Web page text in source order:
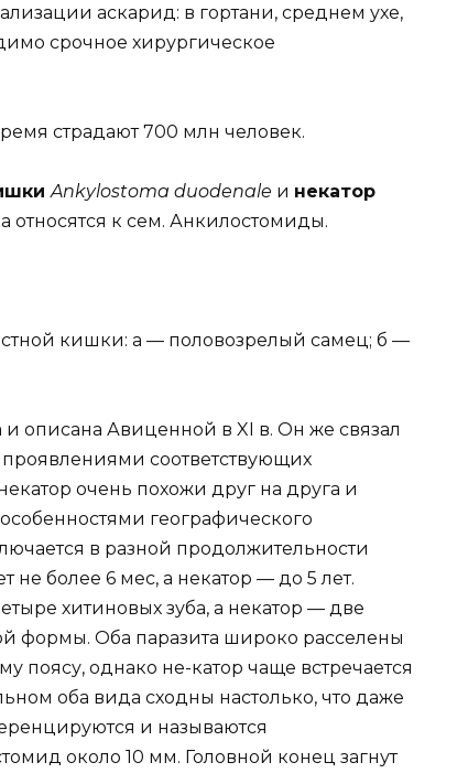
аскарид: в гортани, среднем ухе,
срочное хирургическое
страдают 700 млн человек.
Ankylostoma duodenale и некатор
относятся к сем. Анкилостомиды.
кишки: а — половозрелый самец; б —
описана Авиценной в XI в. Он же связал
соответствующих
очень похожи друг на друга и
географического
в разной продолжительности
более 6 мес, а некатор — до 5 лет.
хитиновых зуба, а некатор — две
формы. Оба паразита широко расселены
поясу, однако не-катор чаще встречается
оба вида сходны настолько, что даже
и называются
около 10 мм. Головной конец загнут